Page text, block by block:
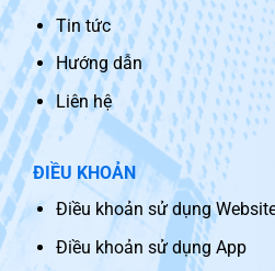
Tin tức
Hướng dẫn
Liên hệ
ĐIỀU KHOẢN
Điều khoản sử dụng
Điều khoản sử dụng App